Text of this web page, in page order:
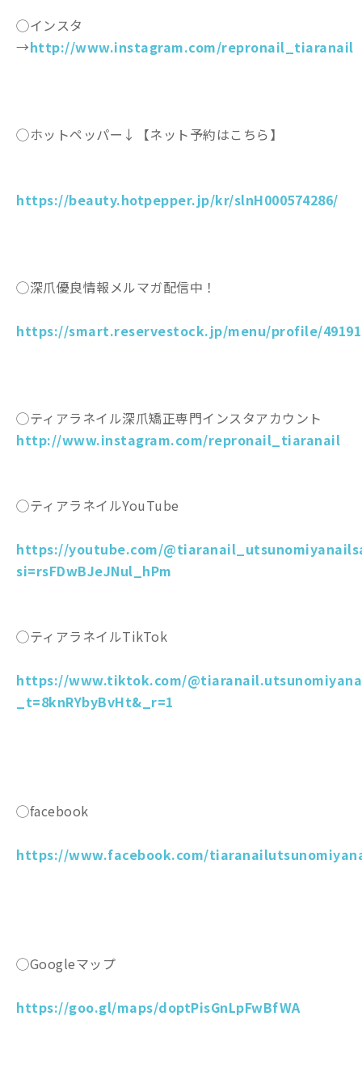
◯インスタ
→http://www.instagram.com/repronail_tiaranail
◯ホットペッパー↓【ネット予約はこちら】
https://beauty.hotpepper.jp/kr/slnH000574286/
◯深爪優良情報メルマガ配信中！
https://smart.reservestock.jp/menu/profile/49191
◯ティアラネイル深爪矯正専門インスタアカウント
http://www.instagram.com/repronail_tiaranail
◯ティアラネイルYouTube
https://youtube.com/
si=rsFDwBJeJNul_hPm
◯ティアラネイルTikTok
https://www.tiktok.com/
_t=8knRYbyBvHt&_r=1
◯facebook
https://www.facebook.com/
◯Googleマップ
https://goo.gl/maps/doptPisGnLpFwBfWA